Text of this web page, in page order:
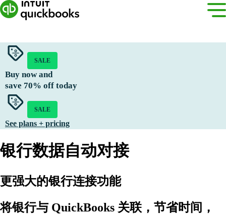
SALE
Buy now and
save 70% off today
SALE
See plans + pricing
银行数据自动对接
更强大的银行连接功能
将银行与 QuickBooks 关联，节省时间，